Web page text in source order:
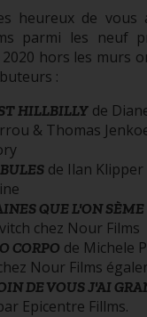
heureux de vous
parmi les neuf
2020 hors les murs
:
HILLBILLY de
& Thomas
de Ilan Klipper
QUE L'ON SÈME
chez Nour Films
CORPO de Michele
Nour Films
DE VOUS J'AI
Epicentre Fillms.